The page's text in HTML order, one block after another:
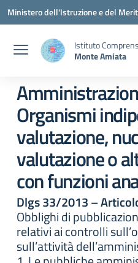
Vai ai contenuti
Vai al menu di navigazione
Vai al footer
Ministero dell'Istruzione e del
Istituto
Monte Amiata
Organismi
valutazione,
valutazione o
con funzioni
Dlgs 33/2013 –
Obblighi di
relativi ai controlli
sull’attività